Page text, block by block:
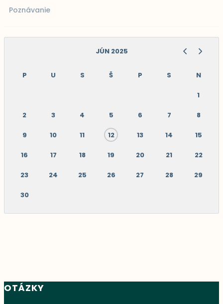
Poznávanie
JÚN 2025
P U S Š P S N
1
2 3 4 5 6 7 8
9 10 11 12 13 14 15
16 17 18 19 20 21 22
23 24 25 26 27 28 29
30
OTÁZKY